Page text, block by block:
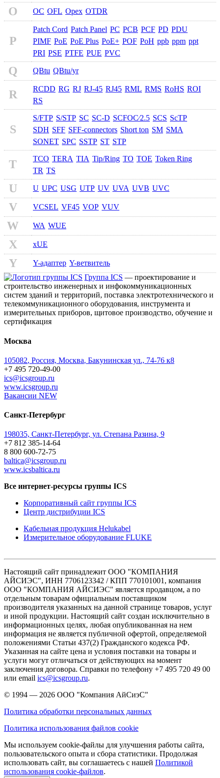
O OC OFL Opex OTDR
P
Patch Cord Patch Panel PC PCB PCF PD PDU
PIMF PoE PoE Plus PoE+ POF PoH ppb ppm ppt
PRI PSE PTFE PUE PVC
Q QBtu QBtu/yr
R RCDD RG RJ RJ-45 RJ45 RML RMS RoHS ROI
RS
S
S/FTP S/STP SC SC-D SCFOC⁄2.5 SCS ScTP
SDH SFF SFF-connectors Short ton SM SMA
SONET SPC SSTP ST STP
T TCO TERA TIA Tip/Ring TO TOE Token Ring
TR TS
U U UPC USG UTP UV UVA UVB UVC
V VCSEL VF45 VOP VUV
W WA WUE
X xUE
Y Y-адаптер Y-ветвитель
Группа ICS — проектирование и
строительство инженерных и инфокоммуникационных
систем зданий и территорий, поставка электротехнического и
телекоммуникационного оборудования, инструмента и
измерительных приборов, щитовое производство, обучение и
сертификация
Москва
105082, Россия, Москва, Бакунинская ул., 74-76 к8
+7 495 720-49-00
ics@icsgroup.ru
www.icsgroup.ru
Вакансии NEW
Санкт-Петербург
198035, Санкт-Петербург, ул. Степана Разина, 9
+7 812 385-14-64
8 800 600-72-75
baltica@icsgroup.ru
www.icsbaltica.ru
Все интернет-ресурсы группы ICS
Корпоративный сайт группы ICS
Центр дистрибуции ICS
Кабельная продукция Helukabel
Измерительное оборудование FLUKE
Настоящий сайт принадлежит ООО "КОМПАНИЯ
АЙСИЭС", ИНН 7706123342 / КПП 770101001, компания
ООО "КОМПАНИЯ АЙСИЭС" является продавцом, а по
отдельным товарам официальным поставщиком
производителя указанных на данной странице товаров, услуг
и иной продукции. Настоящий сайт создан исключительно в
информационных целях, любая опубликованная на нем
информация не является публичной офертой, определяемой
положениями Статьи 437(2) Гражданского кодекса РФ.
Указанная на сайте цена и условия поставки на товары и
услуги могут отличаться от действующих на момент
заключения договора. Справки по телефону +7 495 720 49 00
или email ics@icsgroup.ru.
© 1994 — 2026 ООО "Компания АйСиэС"
Политика обработки персональных данных
Политика использования файлов cookie
Мы используем cookie-файлы для улучшения работы сайта,
пользовательского опыта и сбора статистики. Продолжая
использовать сайт, вы соглашаетесь с нашей Политикой
использования cookie-файлов.